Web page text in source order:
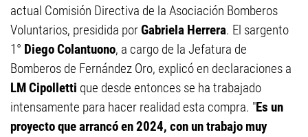
actual Comisión Directiva de la Asociación Bomberos
Voluntarios, presidida porGabriela Herrera. El sargento
1° Diego Colantuono, a cargo de la Jefatura de
Bomberos de Fernández Oro, explicó en declaraciones a
LM Cipolletti que desde entonces se ha trabajado
intensamente para hacer realidad esta compra. "Es un
proyecto que arrancó en 2024, con un trabajo muy